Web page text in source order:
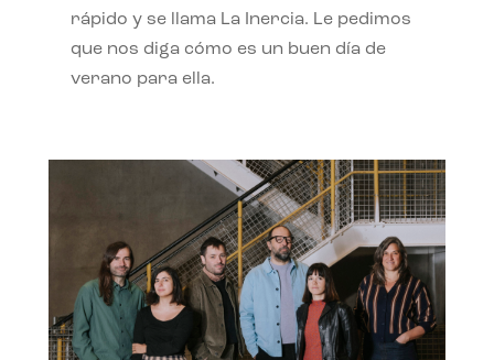
rápido y se llama La Inercia. Le pedimos
que nos diga cómo es un buen día de
verano para ella.